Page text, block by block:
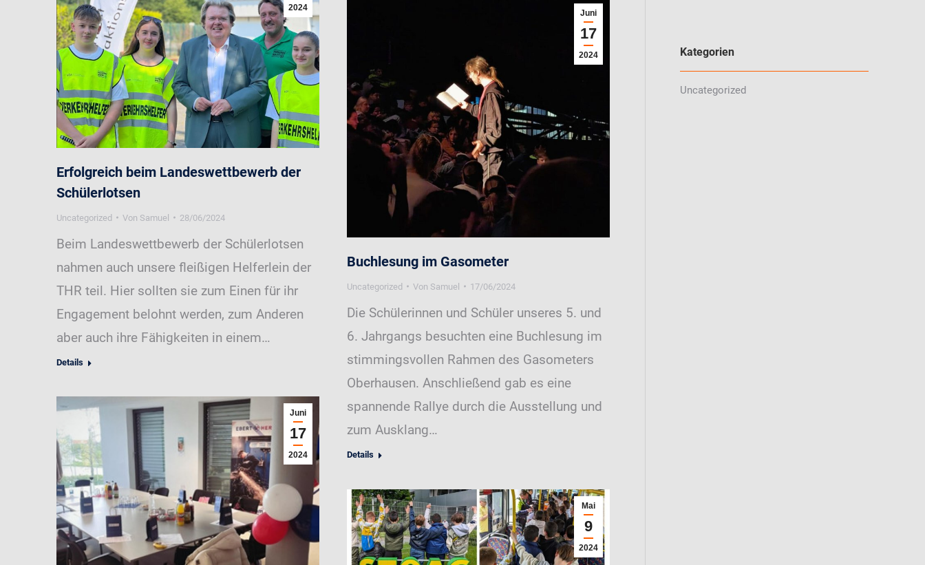
2024
Erfolgreich beim Landeswettbewerb der
Schülerlotsen
Uncategorized Von Samuel 28/06/2024
Beim Landeswettbewerb der Schülerlotsen
nahmen auch unsere fleißigen Helferlein der
THR teil. Hier sollten sie zum Einen für ihr
Engagement belohnt werden, zum Anderen
aber auch ihre Fähigkeiten in einem…
Details
Juni
17
2024
Buchlesung im Gasometer
Uncategorized Von Samuel 17/06/2024
Die Schülerinnen und Schüler unseres 5. und
6. Jahrgangs besuchten eine Buchlesung im
stimmingsvollen Rahmen des Gasometers
Oberhausen. Anschließend gab es eine
spannende Rallye durch die Ausstellung und
zum Ausklang…
Details
Juni
17
2024
Mai
9
2024
Kategorien
Uncategorized